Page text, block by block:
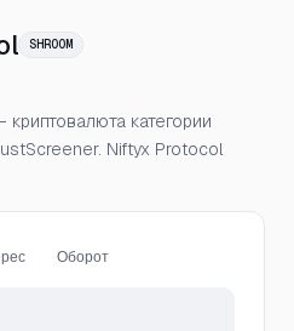
— Цена, открытый
SHROOM
категории
Niftyx Protocol
Оборот